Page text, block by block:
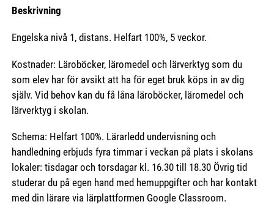
Beskrivning
Engelska nivå 1, distans. Helfart 100%, 5 veckor.
Kostnader: Läroböcker, läromedel och lärverktyg som du
som elev har för avsikt att ha för eget bruk köps in av dig
själv. Vid behov kan du få låna läroböcker, läromedel och
lärverktyg i skolan.
Schema: Helfart 100%. Lärarledd undervisning och
handledning erbjuds fyra timmar i veckan på plats i skolans
lokaler: tisdagar och torsdagar kl. 16.30 till 18.30 Övrig tid
studerar du på egen hand med hemuppgifter och har kontakt
med din lärare via lärplattformen Google Classroom.